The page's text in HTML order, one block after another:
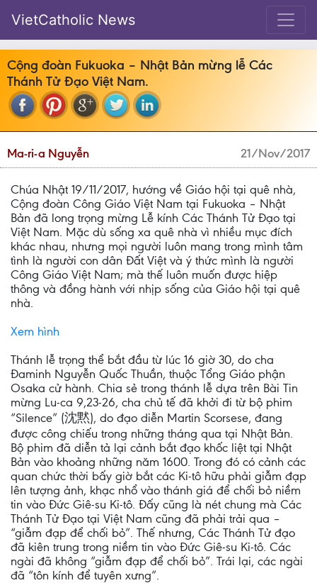
VietCatholic News
Cộng đoàn Fukuoka – Nhật Bản mừng lễ Các
Thánh Tử Đạo Việt Nam.
Ma-ri-a Nguyễn 21/Nov/2017
Chúa Nhật 19/11/2017, hướng về Giáo hội tại quê nhà,
Cộng đoàn Công Giáo Việt Nam tại Fukuoka – Nhật
Bản đã long trọng mừng Lễ kính Các Thánh Tử Đạo tại
Việt Nam. Mặc dù sống xa quê nhà vì nhiều mục đích
khác nhau, nhưng mọi người luôn mang trong mình tâm
tình là người con dân Đất Việt và ý thức mình là người
Công Giáo Việt Nam; mà thế luôn muốn được hiệp
thông và đồng hành với nhịp sống của Giáo hội tại quê
nhà.
Xem hình
Thánh lễ trọng thể bắt đầu từ lúc 16 giờ 30, do cha
Đaminh Nguyễn Quốc Thuần, thuộc Tổng Giáo phận
Osaka cử hành. Chia sẻ trong thánh lễ dựa trên Bài Tin
mừng Lu-ca 9,23-26, cha chủ tế đã khởi đi từ bộ phim
“Silence” (沈黙), do đạo diễn Martin Scorsese, đang
được công chiếu trong những tháng qua tại Nhật Bản.
Bộ phim đã diễn tả lại cảnh bắt đạo khốc liệt tại Nhật
Bản vào khoảng những năm 1600. Trong đó có cảnh các
quan chức thời bấy giờ bắt các Ki-tô hữu phải giẫm đạp
lên tượng ảnh, khạc nhổ vào thánh giá để chối bỏ niềm
tin vào Đức Giê-su Ki-tô. Đấy cũng là nét chung mà Các
Thánh Tử Đạo tại Việt Nam cũng đã phải trải qua –
“giẫm đạp để chối bỏ”. Thế nhưng, Các Thánh Tử đạo
đã kiên trung trong niềm tin vào Đức Giê-su Ki-tô. Các
ngài đã không “giẫm đạp để chối bỏ”. Trái lại, các ngài
đã “tôn kính để tuyên xưng”.